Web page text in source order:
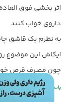
اثر بخشى فوق
داروى خواب كنند
به نظرم يك قاشق
ايكاش اين موضوع
چون مصرف قرص
پاسخ